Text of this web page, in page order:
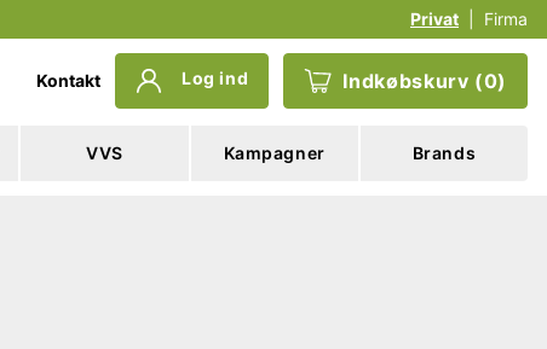
Privat Firma
Kontakt Log ind Indkøbskurv (0)
VVS Kampagner Brands